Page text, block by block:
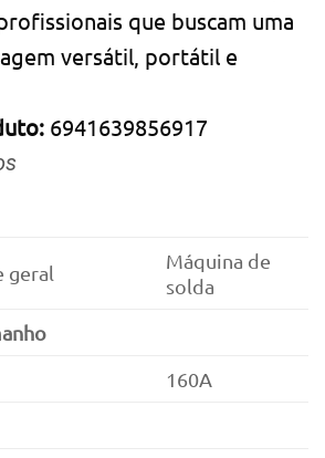
que buscam uma
versátil, portátil e
6941639856917
geral
Máquina de
solda
160A